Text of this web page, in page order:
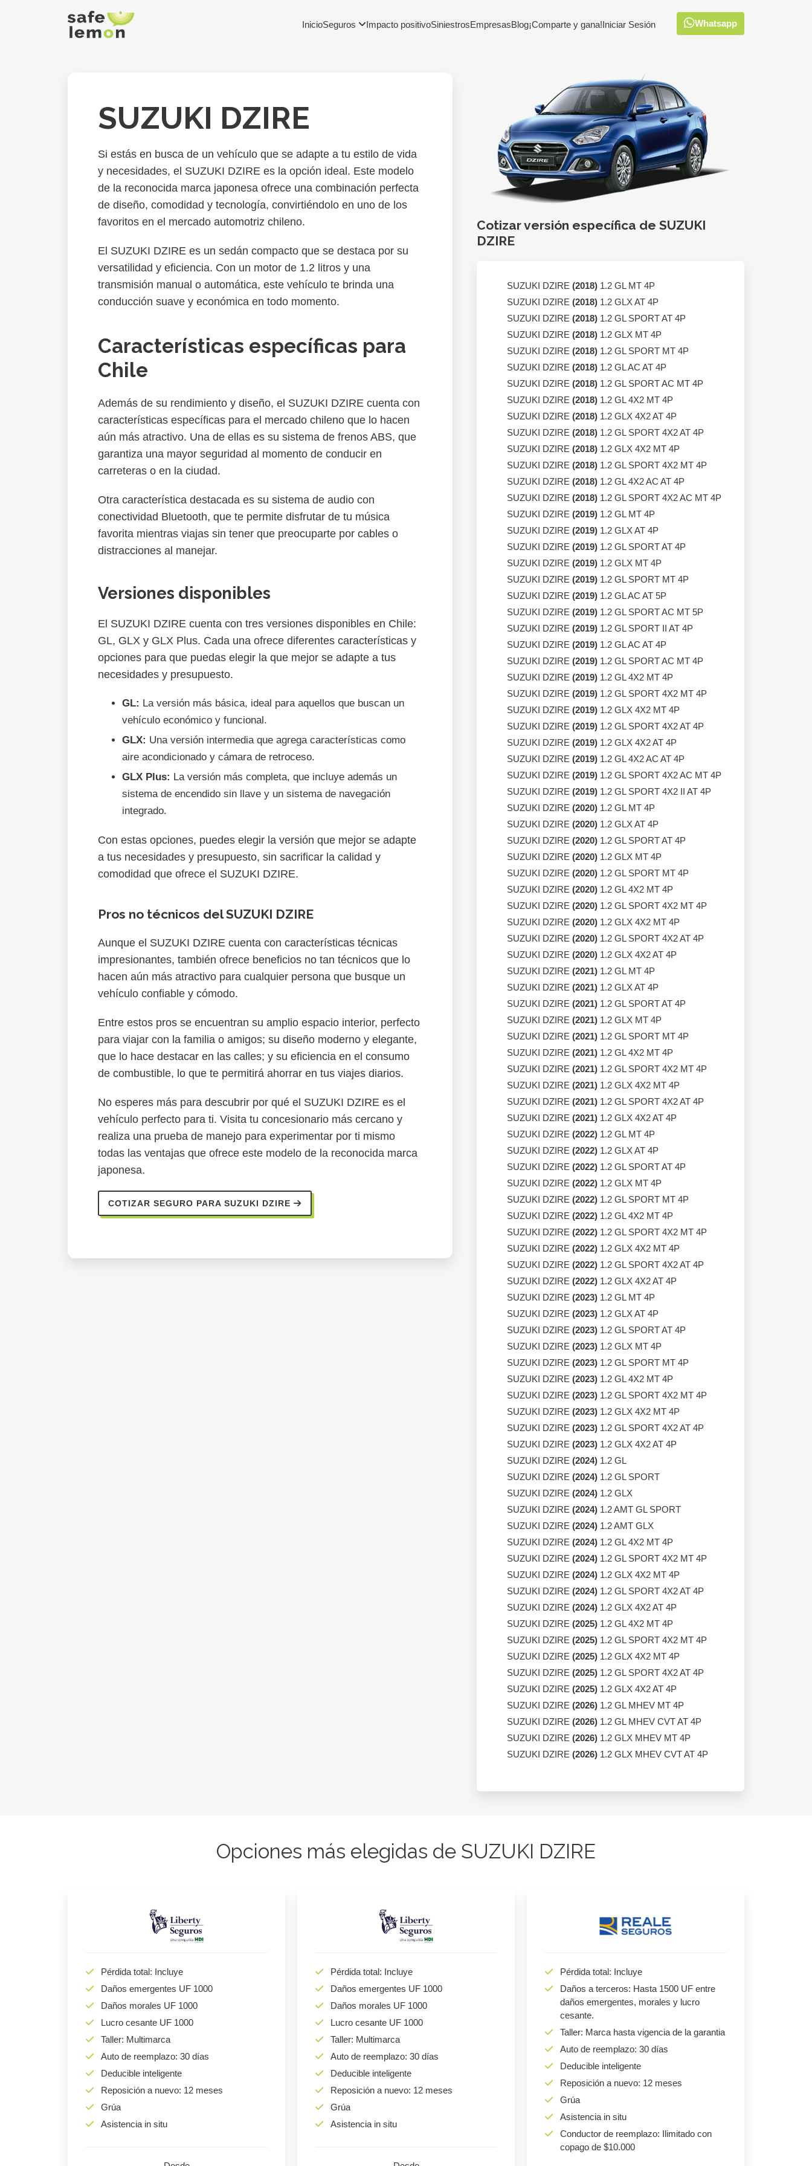
InicioSeguros Impacto positivoSiniestrosEmpresasBlog¡Comparte y gana!Iniciar Sesión Whatsapp
SUZUKI DZIRE
Si estás en busca de un vehículo que se adapte a tu estilo de vida
y necesidades, el SUZUKI DZIRE es la opción ideal. Este modelo
de la reconocida marca japonesa ofrece una combinación perfecta
de diseño, comodidad y tecnología, convirtiéndolo en uno de los
favoritos en el mercado automotriz chileno.
El SUZUKI DZIRE es un sedán compacto que se destaca por su
versatilidad y eficiencia. Con un motor de 1.2 litros y una
transmisión manual o automática, este vehículo te brinda una
conducción suave y económica en todo momento.
Características específicas para
Chile
Además de su rendimiento y diseño, el SUZUKI DZIRE cuenta con
características específicas para el mercado chileno que lo hacen
aún más atractivo. Una de ellas es su sistema de frenos ABS, que
garantiza una mayor seguridad al momento de conducir en
carreteras o en la ciudad.
Otra característica destacada es su sistema de audio con
conectividad Bluetooth, que te permite disfrutar de tu música
favorita mientras viajas sin tener que preocuparte por cables o
distracciones al manejar.
Versiones disponibles
El SUZUKI DZIRE cuenta con tres versiones disponibles en Chile:
GL, GLX y GLX Plus. Cada una ofrece diferentes características y
opciones para que puedas elegir la que mejor se adapte a tus
necesidades y presupuesto.
GL: La versión más básica, ideal para aquellos que buscan un
vehículo económico y funcional.
GLX: Una versión intermedia que agrega características como
aire acondicionado y cámara de retroceso.
GLX Plus: La versión más completa, que incluye además un
sistema de encendido sin llave y un sistema de navegación
integrado.
Con estas opciones, puedes elegir la versión que mejor se adapte
a tus necesidades y presupuesto, sin sacrificar la calidad y
comodidad que ofrece el SUZUKI DZIRE.
Pros no técnicos del SUZUKI DZIRE
Aunque el SUZUKI DZIRE cuenta con características técnicas
impresionantes, también ofrece beneficios no tan técnicos que lo
hacen aún más atractivo para cualquier persona que busque un
vehículo confiable y cómodo.
Entre estos pros se encuentran su amplio espacio interior, perfecto
para viajar con la familia o amigos; su diseño moderno y elegante,
que lo hace destacar en las calles; y su eficiencia en el consumo
de combustible, lo que te permitirá ahorrar en tus viajes diarios.
No esperes más para descubrir por qué el SUZUKI DZIRE es el
vehículo perfecto para ti. Visita tu concesionario más cercano y
realiza una prueba de manejo para experimentar por ti mismo
todas las ventajas que ofrece este modelo de la reconocida marca
japonesa.
COTIZAR SEGURO PARA SUZUKI DZIRE
Cotizar versión específica de SUZUKI
DZIRE
SUZUKI DZIRE (2018) 1.2 GL MT 4P
SUZUKI DZIRE (2018) 1.2 GLX AT 4P
SUZUKI DZIRE (2018) 1.2 GL SPORT AT 4P
SUZUKI DZIRE (2018) 1.2 GLX MT 4P
SUZUKI DZIRE (2018) 1.2 GL SPORT MT 4P
SUZUKI DZIRE (2018) 1.2 GL AC AT 4P
SUZUKI DZIRE (2018) 1.2 GL SPORT AC MT 4P
SUZUKI DZIRE (2018) 1.2 GL 4X2 MT 4P
SUZUKI DZIRE (2018) 1.2 GLX 4X2 AT 4P
SUZUKI DZIRE (2018) 1.2 GL SPORT 4X2 AT 4P
SUZUKI DZIRE (2018) 1.2 GLX 4X2 MT 4P
SUZUKI DZIRE (2018) 1.2 GL SPORT 4X2 MT 4P
SUZUKI DZIRE (2018) 1.2 GL 4X2 AC AT 4P
SUZUKI DZIRE (2018) 1.2 GL SPORT 4X2 AC MT 4P
SUZUKI DZIRE (2019) 1.2 GL MT 4P
SUZUKI DZIRE (2019) 1.2 GLX AT 4P
SUZUKI DZIRE (2019) 1.2 GL SPORT AT 4P
SUZUKI DZIRE (2019) 1.2 GLX MT 4P
SUZUKI DZIRE (2019) 1.2 GL SPORT MT 4P
SUZUKI DZIRE (2019) 1.2 GL AC AT 5P
SUZUKI DZIRE (2019) 1.2 GL SPORT AC MT 5P
SUZUKI DZIRE (2019) 1.2 GL SPORT II AT 4P
SUZUKI DZIRE (2019) 1.2 GL AC AT 4P
SUZUKI DZIRE (2019) 1.2 GL SPORT AC MT 4P
SUZUKI DZIRE (2019) 1.2 GL 4X2 MT 4P
SUZUKI DZIRE (2019) 1.2 GL SPORT 4X2 MT 4P
SUZUKI DZIRE (2019) 1.2 GLX 4X2 MT 4P
SUZUKI DZIRE (2019) 1.2 GL SPORT 4X2 AT 4P
SUZUKI DZIRE (2019) 1.2 GLX 4X2 AT 4P
SUZUKI DZIRE (2019) 1.2 GL 4X2 AC AT 4P
SUZUKI DZIRE (2019) 1.2 GL SPORT 4X2 AC MT 4P
SUZUKI DZIRE (2019) 1.2 GL SPORT 4X2 II AT 4P
SUZUKI DZIRE (2020) 1.2 GL MT 4P
SUZUKI DZIRE (2020) 1.2 GLX AT 4P
SUZUKI DZIRE (2020) 1.2 GL SPORT AT 4P
SUZUKI DZIRE (2020) 1.2 GLX MT 4P
SUZUKI DZIRE (2020) 1.2 GL SPORT MT 4P
SUZUKI DZIRE (2020) 1.2 GL 4X2 MT 4P
SUZUKI DZIRE (2020) 1.2 GL SPORT 4X2 MT 4P
SUZUKI DZIRE (2020) 1.2 GLX 4X2 MT 4P
SUZUKI DZIRE (2020) 1.2 GL SPORT 4X2 AT 4P
SUZUKI DZIRE (2020) 1.2 GLX 4X2 AT 4P
SUZUKI DZIRE (2021) 1.2 GL MT 4P
SUZUKI DZIRE (2021) 1.2 GLX AT 4P
SUZUKI DZIRE (2021) 1.2 GL SPORT AT 4P
SUZUKI DZIRE (2021) 1.2 GLX MT 4P
SUZUKI DZIRE (2021) 1.2 GL SPORT MT 4P
SUZUKI DZIRE (2021) 1.2 GL 4X2 MT 4P
SUZUKI DZIRE (2021) 1.2 GL SPORT 4X2 MT 4P
SUZUKI DZIRE (2021) 1.2 GLX 4X2 MT 4P
SUZUKI DZIRE (2021) 1.2 GL SPORT 4X2 AT 4P
SUZUKI DZIRE (2021) 1.2 GLX 4X2 AT 4P
SUZUKI DZIRE (2022) 1.2 GL MT 4P
SUZUKI DZIRE (2022) 1.2 GLX AT 4P
SUZUKI DZIRE (2022) 1.2 GL SPORT AT 4P
SUZUKI DZIRE (2022) 1.2 GLX MT 4P
SUZUKI DZIRE (2022) 1.2 GL SPORT MT 4P
SUZUKI DZIRE (2022) 1.2 GL 4X2 MT 4P
SUZUKI DZIRE (2022) 1.2 GL SPORT 4X2 MT 4P
SUZUKI DZIRE (2022) 1.2 GLX 4X2 MT 4P
SUZUKI DZIRE (2022) 1.2 GL SPORT 4X2 AT 4P
SUZUKI DZIRE (2022) 1.2 GLX 4X2 AT 4P
SUZUKI DZIRE (2023) 1.2 GL MT 4P
SUZUKI DZIRE (2023) 1.2 GLX AT 4P
SUZUKI DZIRE (2023) 1.2 GL SPORT AT 4P
SUZUKI DZIRE (2023) 1.2 GLX MT 4P
SUZUKI DZIRE (2023) 1.2 GL SPORT MT 4P
SUZUKI DZIRE (2023) 1.2 GL 4X2 MT 4P
SUZUKI DZIRE (2023) 1.2 GL SPORT 4X2 MT 4P
SUZUKI DZIRE (2023) 1.2 GLX 4X2 MT 4P
SUZUKI DZIRE (2023) 1.2 GL SPORT 4X2 AT 4P
SUZUKI DZIRE (2023) 1.2 GLX 4X2 AT 4P
SUZUKI DZIRE (2024) 1.2 GL
SUZUKI DZIRE (2024) 1.2 GL SPORT
SUZUKI DZIRE (2024) 1.2 GLX
SUZUKI DZIRE (2024) 1.2 AMT GL SPORT
SUZUKI DZIRE (2024) 1.2 AMT GLX
SUZUKI DZIRE (2024) 1.2 GL 4X2 MT 4P
SUZUKI DZIRE (2024) 1.2 GL SPORT 4X2 MT 4P
SUZUKI DZIRE (2024) 1.2 GLX 4X2 MT 4P
SUZUKI DZIRE (2024) 1.2 GL SPORT 4X2 AT 4P
SUZUKI DZIRE (2024) 1.2 GLX 4X2 AT 4P
SUZUKI DZIRE (2025) 1.2 GL 4X2 MT 4P
SUZUKI DZIRE (2025) 1.2 GL SPORT 4X2 MT 4P
SUZUKI DZIRE (2025) 1.2 GLX 4X2 MT 4P
SUZUKI DZIRE (2025) 1.2 GL SPORT 4X2 AT 4P
SUZUKI DZIRE (2025) 1.2 GLX 4X2 AT 4P
SUZUKI DZIRE (2026) 1.2 GL MHEV MT 4P
SUZUKI DZIRE (2026) 1.2 GL MHEV CVT AT 4P
SUZUKI DZIRE (2026) 1.2 GLX MHEV MT 4P
SUZUKI DZIRE (2026) 1.2 GLX MHEV CVT AT 4P
Opciones más elegidas de SUZUKI DZIRE
Pérdida total: Incluye
Daños emergentes UF 1000
Daños morales UF 1000
Lucro cesante UF 1000
Taller: Multimarca
Auto de reemplazo: 30 días
Deducible inteligente
Reposición a nuevo: 12 meses
Grúa
Asistencia in situ
Pérdida total: Incluye
Daños emergentes UF 1000
Daños morales UF 1000
Lucro cesante UF 1000
Taller: Multimarca
Auto de reemplazo: 30 días
Deducible inteligente
Reposición a nuevo: 12 meses
Grúa
Asistencia in situ
Pérdida total: Incluye
Daños a terceros: Hasta 1500 UF entre
daños emergentes, morales y lucro
cesante.
Taller: Marca hasta vigencia de la garantia
Auto de reemplazo: 30 días
Deducible inteligente
Reposición a nuevo: 12 meses
Grúa
Asistencia in situ
Conductor de reemplazo: Ilimitado con
copago de $10.000